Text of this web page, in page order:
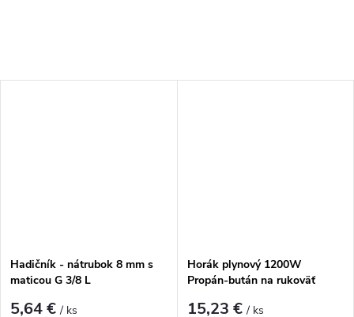
Hadičník - nátrubok 8 mm s
maticou G 3/8 L
5,64 €/ ks
Horák plynový 1200W
Propán-bután na rukoväť
15,23 €/ ks